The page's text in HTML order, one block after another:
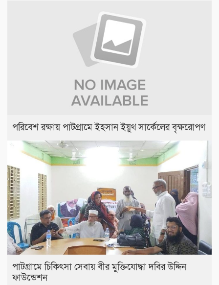
পরিবেশ রক্ষায় পাটগ্রামে ইহসান ইয়ুথ সার্কেলের বৃক্ষরোপণ
পাটগ্রামে চিকিৎসা সেবায় বীর মুক্তিযোদ্ধা দবির উদ্দিন
ফাউন্ডেশন